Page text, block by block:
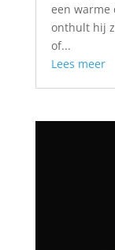
een warme
onthult hij
of...
Lees meer